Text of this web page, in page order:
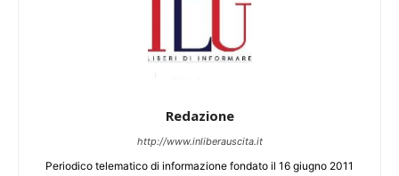
Redazione
http://www.inliberauscita.it
Periodico telematico di informazione fondato il 16 giugno 2011